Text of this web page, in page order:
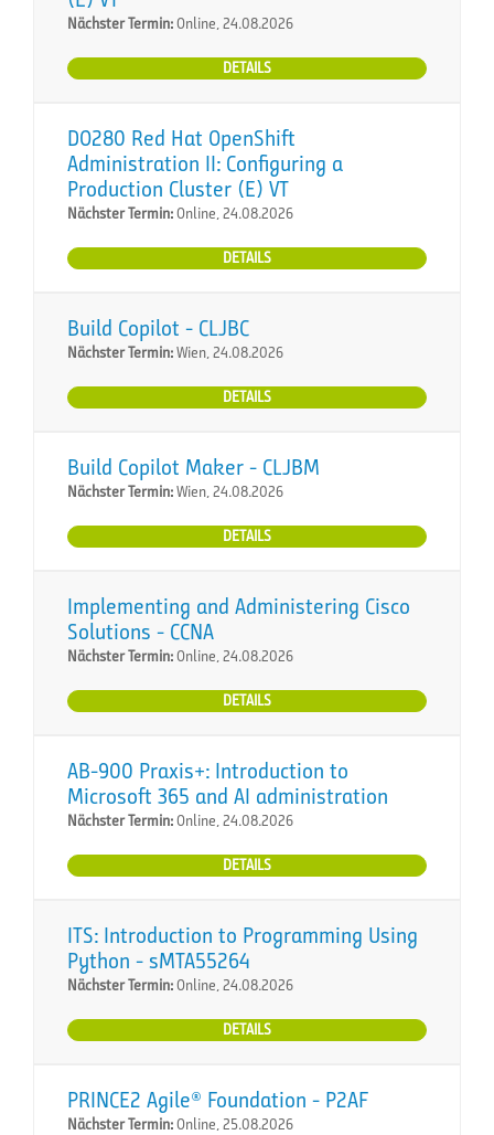
Nächster Termin:Online, 24.08.2026
DETAILS
DO280 Red Hat OpenShift
Administration II: Configuring a
Production Cluster (E) VT
Nächster Termin:Online, 24.08.2026
DETAILS
Build Copilot - CLJBC
Nächster Termin:Wien, 24.08.2026
DETAILS
Build Copilot Maker - CLJBM
Nächster Termin:Wien, 24.08.2026
DETAILS
Implementing and Administering Cisco
Solutions - CCNA
Nächster Termin:Online, 24.08.2026
DETAILS
AB-900 Praxis+: Introduction to
Microsoft 365 and AI administration
Nächster Termin:Online, 24.08.2026
DETAILS
ITS: Introduction to Programming Using
Python - sMTA55264
Nächster Termin:Online, 24.08.2026
DETAILS
PRINCE2 Agile® Foundation - P2AF
Nächster Termin:Online, 25.08.2026